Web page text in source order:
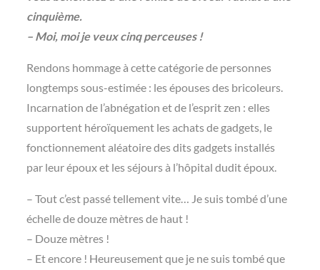
cinquième.
– Moi, moi je veux cinq perceuses !
Rendons hommage à cette catégorie de personnes
longtemps sous-estimée : les épouses des bricoleurs.
Incarnation de l’abnégation et de l’esprit zen : elles
supportent héroïquement les achats de gadgets, le
fonctionnement aléatoire des dits gadgets installés
par leur époux et les séjours à l’hôpital dudit époux.
– Tout c’est passé tellement vite… Je suis tombé d’une
échelle de douze mètres de haut !
– Douze mètres !
– Et encore ! Heureusement que je ne suis tombé que